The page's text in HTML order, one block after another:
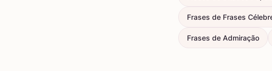
Frases de Frases
Frases de Admiração